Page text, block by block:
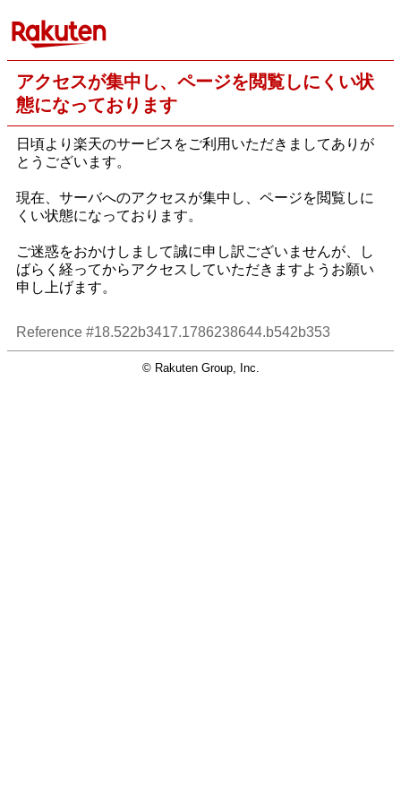
アクセスが集中し、ページを閲覧しにくい状
態になっております
日頃より楽天のサービスをご利用いただきましてありが
とうございます。
現在、サーバへのアクセスが集中し、ページを閲覧しに
くい状態になっております。
ご迷惑をおかけしまして誠に申し訳ございませんが、し
ばらく経ってからアクセスしていただきますようお願い
申し上げます。
Reference #18.522b3417.1786238644.b542b353
© Rakuten Group, Inc.